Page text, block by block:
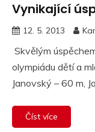
Vynikají­cí­
12. 5. 2013
Skvělým
olympiádu dětí a
Janovský – 60 m,
Číst více